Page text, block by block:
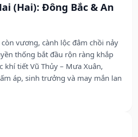
(Hai): Đông Bắc & An
vương, cành lộc đâm chồi nảy
thống bắt đầu rộn ràng khắp
khí tiết Vũ Thủy – Mưa Xuân,
áp, sinh trưởng và may mắn lan